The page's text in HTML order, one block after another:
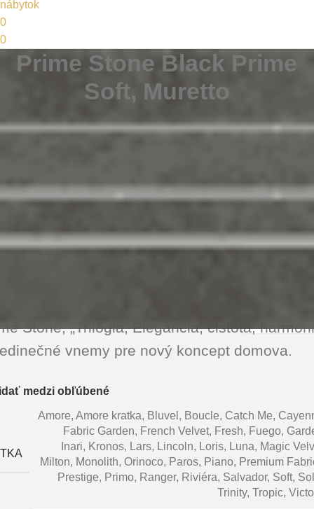
0
0
Prime Stone Black Prime
Soft, Muretto
Stone, „Trilógia, Elegancia, čistota,
vnemy pre nový koncept domova.
medzi obľúbené
Amore, Amore kratka, Bluvel , Boucle, Catch Me,
Fabric Garden, French Velvet, Fresh, Fuego,
Inari, Kronos, Lars, Lincoln, Loris, Luna, Magic
Milton, Monolith, Orinoco, Paros, Piano, Premium
Prestige, Primo, Ranger, Riviéra, Salvador, Soft,
Trinity, Tropic,